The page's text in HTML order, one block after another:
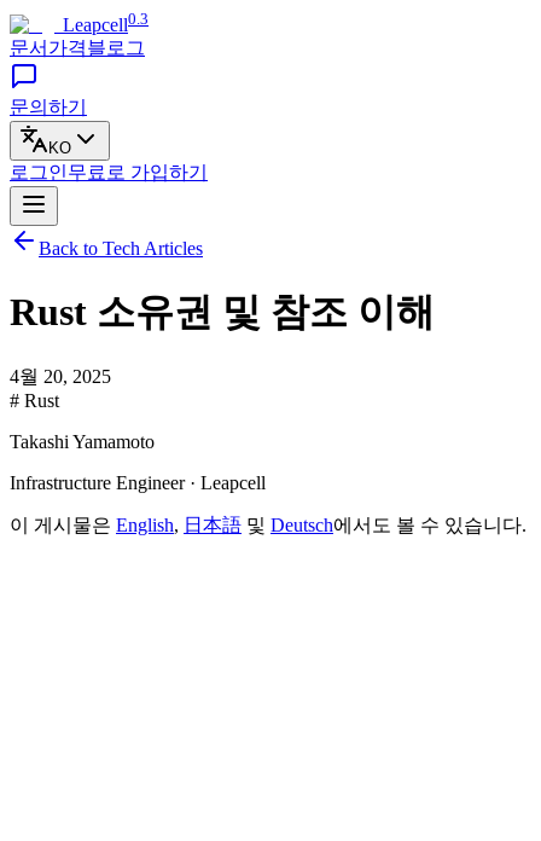
Leapcell0.3
문서 가격블로그
문의하기
KO
로그인무료로 가입하기
Back to Tech Articles
Rust 소유권 및 참조 이해
4월 20, 2025
# Rust
Takashi Yamamoto
Infrastructure Engineer · Leapcell
이 게시물은 English, 日本語 및 Deutsch에서도 볼 수 있습니다.